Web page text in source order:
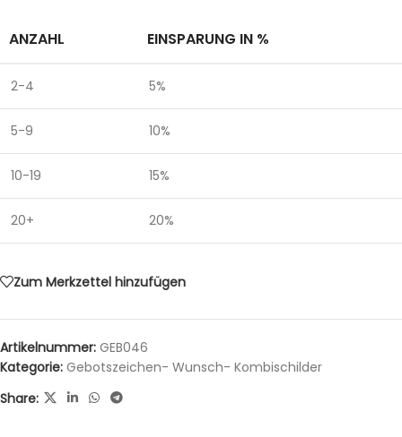
ANZAHL EINSPARUNG IN %
2-4 5%
5-9 10%
10-19 15%
20+ 20%
Zum Merkzettel hinzufügen
Artikelnummer: GEB046
Kategorie: Gebotszeichen- Wunsch- Kombischilder
Share: